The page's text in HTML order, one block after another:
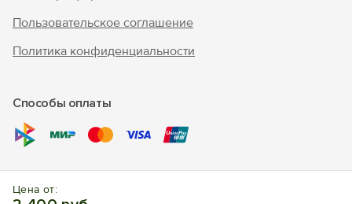
Цена от:
Пользовательское соглашение
Политика конфиденциальности
Способы оплаты
защищены, торговый знак Nº1025240.